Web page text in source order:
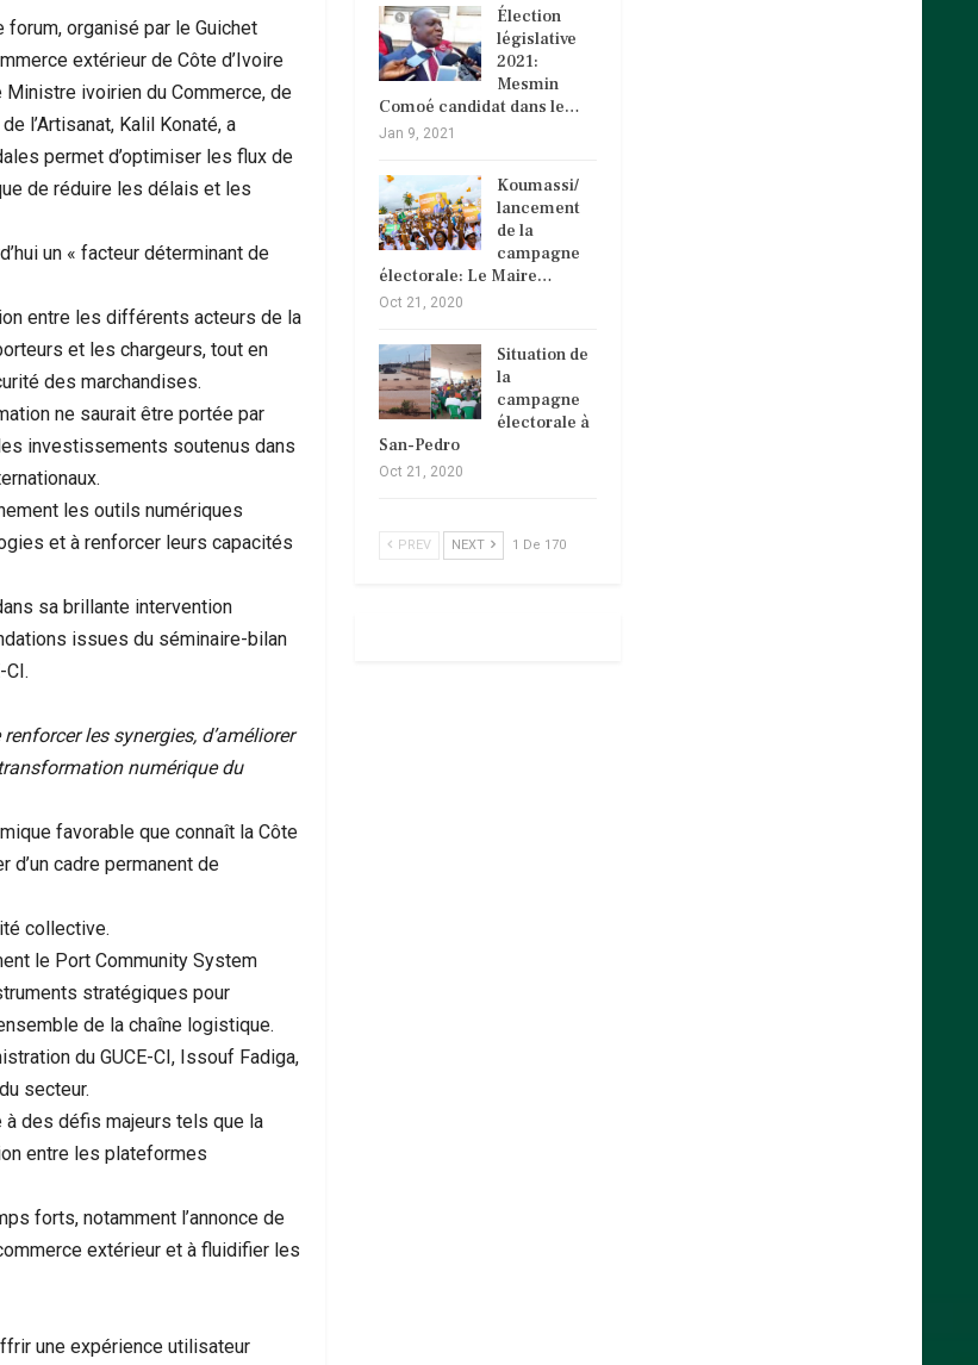
forum, organisé par le Guichet
extérieur de Côte d’Ivoire
Ministre ivoirien du Commerce, de
l’Artisanat, Kalil Konaté, a
permet d’optimiser les flux de
de réduire les délais et les
un « facteur déterminant de
entre les différents acteurs de la
et les chargeurs, tout en
des marchandises.
ne saurait être portée par
investissements soutenus dans
les outils numériques
et à renforcer leurs capacités
sa brillante intervention
issues du séminaire-bilan
CI.
les synergies, d’améliorer
numérique du
favorable que connaît la Côte
cadre permanent de
collective.
le Port Community System
stratégiques pour
de la chaîne logistique.
du GUCE-CI, Issouf Fadiga,
secteur.
des défis majeurs tels que la
entre les plateformes
forts, notamment l’annonce de
extérieur et à fluidifier les
une expérience utilisateur
Élection
législative
2021:
Mesmin
Comoé candidat dans le…
Jan 9, 2021
Koumassi/
lancement
de la
campagne
électorale: Le Maire…
Oct 21, 2020
Situation de
la
campagne
électorale à
San-Pedro
Oct 21, 2020
PREV NEXT 1 De 170